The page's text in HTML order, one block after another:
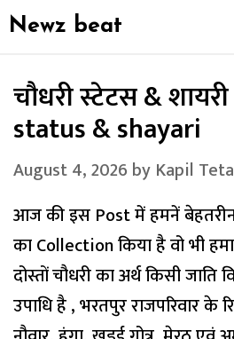
Skip
content
Newz beat
चौधरी स्टेटस &
status & shayari
August 4, 2026 by Kapil
आज की इस Post में हमनें
का Collection किया है वो भी
दोस्तों चौधरी का अर्थ किसी
उपाधि है , भरतपुर राजपरिवार के